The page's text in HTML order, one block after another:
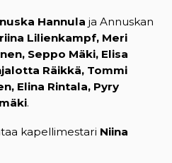
Hannula ja Annuskan
Lilienkampf, Meri
Seppo Mäki, Elisa
Räikkä, Tommi
Elina Rintala, Pyry
.
kapellimestari Niina